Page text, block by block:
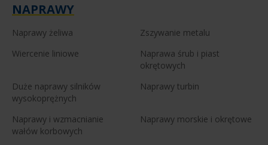
NAPRAWY
Naprawy żeliwa
Zszywanie metalu
Wiercenie liniowe
Naprawa śrub i piast
okrętowych
Duże naprawy silników
wysokoprężnych
Naprawy turbin
Naprawy i wzmacnianie
wałów korbowych
Naprawy morskie i okrętowe